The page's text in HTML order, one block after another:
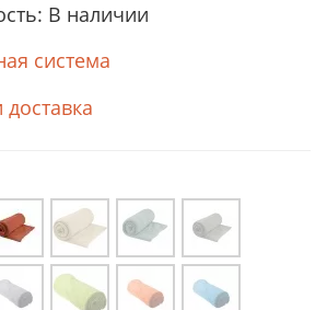
В наличии
система